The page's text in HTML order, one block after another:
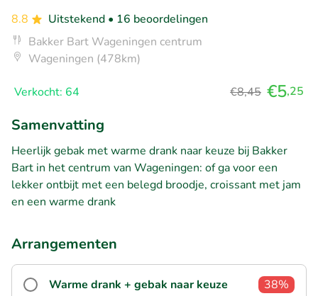
8.8 Uitstekend • 16 beoordelingen
Bakker Bart Wageningen centrum
Wageningen (478km)
Verkocht: 64 €8,45 €5,25
Samenvatting
Heerlijk gebak met warme drank naar keuze bij Bakker
Bart in het centrum van Wageningen: of ga voor een
lekker ontbijt met een belegd broodje, croissant met jam
en een warme drank
Arrangementen
Warme drank + gebak naar keuze
38%